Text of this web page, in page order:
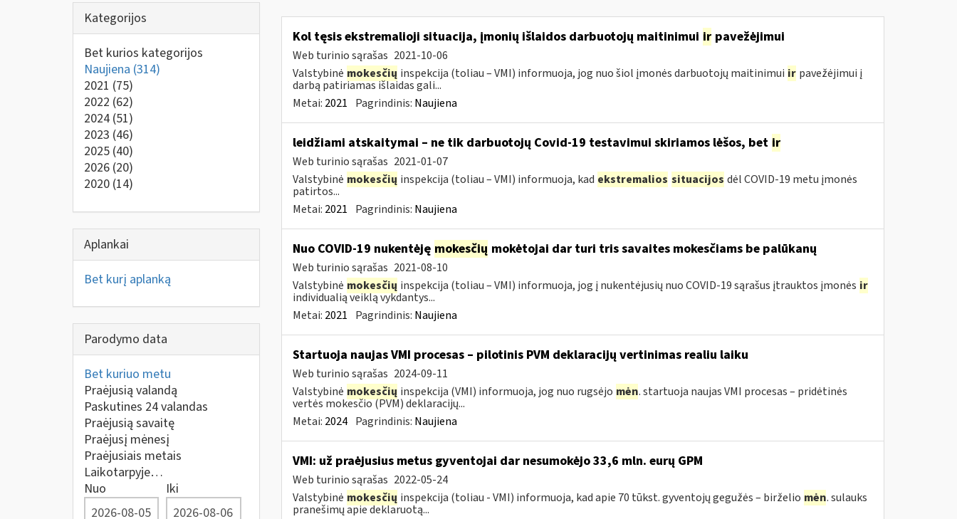
Kategorijos
Bet kurios kategorijos
Naujiena (314)
2021 (75)
2022 (62)
2024 (51)
2023 (46)
2025 (40)
2026 (20)
2020 (14)
Aplankai
Bet kurį aplanką
Parodymo data
Bet kuriuo metu
Praėjusią valandą
Paskutines 24 valandas
Praėjusią savaitę
Praėjusį mėnesį
Praėjusiais metais
Laikotarpyje…
Nuo
Iki
Kol tęsis ekstremalioji situacija, įmonių išlaidos darbuotojų maitinimui irpavežėjimui
Web turinio sąrašas 2021-10-06
Valstybinė mokesčių inspekcija (toliau – VMI) informuoja, jog nuo šiol įmonės darbuotojų maitinimui ir pavežėjimui į
darbą patiriamas išlaidas gali...
Metai: 2021 Pagrindinis: Naujiena
leidžiami atskaitymai – ne tik darbuotojų Covid-19 testavimui skiriamos lėšos, bet ir
Web turinio sąrašas 2021-01-07
Valstybinė mokesčių inspekcija (toliau – VMI) informuoja, kad ekstremalios situacijos dėl COVID-19 metu įmonės
patirtos...
Metai: 2021 Pagrindinis: Naujiena
Nuo COVID-19 nukentėję mokesčių mokėtojai dar turi tris savaites mokesčiams be palūkanų
Web turinio sąrašas 2021-08-10
Valstybinė mokesčių inspekcija (toliau – VMI) informuoja, jog į nukentėjusių nuo COVID-19 sąrašus įtrauktos įmonės ir
individualią veiklą vykdantys...
Metai: 2021 Pagrindinis: Naujiena
Startuoja naujas VMI procesas – pilotinis PVM deklaracijų vertinimas realiu laiku
Web turinio sąrašas 2024-09-11
Valstybinė mokesčių inspekcija (VMI) informuoja, jog nuo rugsėjo mėn. startuoja naujas VMI procesas – pridėtinės
vertės mokesčio (PVM) deklaracijų...
Metai: 2024 Pagrindinis: Naujiena
VMI: už praėjusius metus gyventojai dar nesumokėjo 33,6 mln. eurų GPM
Web turinio sąrašas 2022-05-24
Valstybinė mokesčių inspekcija (toliau - VMI) informuoja, kad apie 70 tūkst. gyventojų gegužės – birželio mėn. sulauks
pranešimų apie deklaruotą...